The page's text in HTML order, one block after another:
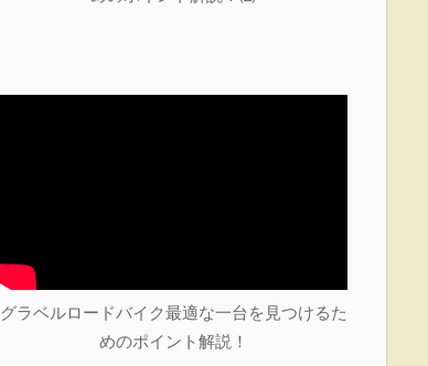
グラベルロードバイク最適な一台を見つけるた
めのポイント解説！